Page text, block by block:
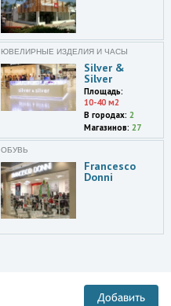
ЮВЕЛИРНЫЕ ИЗДЕЛИЯ И ЧАСЫ
Silver &
Silver
Площадь:
10-40 м2
В городах: 2
Магазинов: 27
ОБУВЬ
Francesco
Donni
Добавить